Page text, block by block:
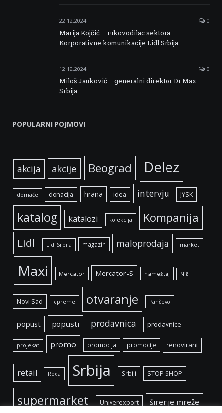
22.12.2024 0
Marija Kojčić – rukovodilac sektora
Korporativne komunikacije Lidl Srbija
12.12.2024 0
Miloš Jauković – generalni direktor Dr.Max
Srbija
POPULARNI POJMOVI
akcija akcije Beograd Delez
domaće donacija hrana idea intervju JYSK
katalog katalozi kolekcija Kompanija
Lidl Lidl Srbija magazin maloprodaja market
Maxi Mercator Mercator-S nameštaj Niš
Novi Sad opreme otvaranje Pančevo
popust popusti prodavnica prodavnice
projekat promo promocija promocije renovirani
retail Roda Srbija Srbiji STOP SHOP
supermarket Univerexport širenje mreže